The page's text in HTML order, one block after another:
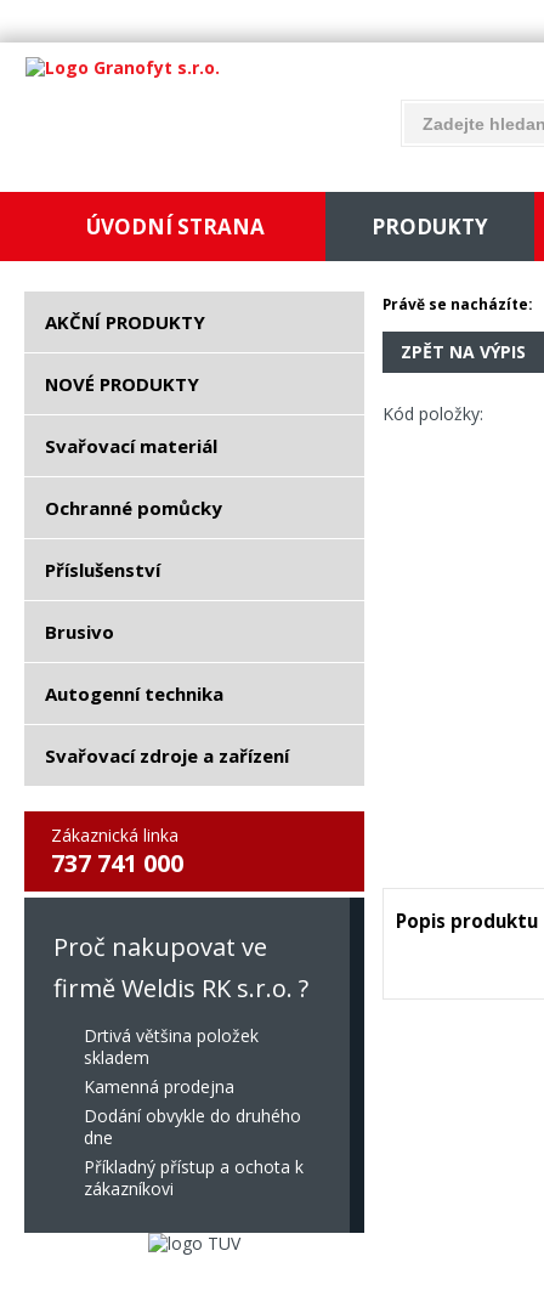
ÚVODNÍ STRANA PRODUKTY
AKČNÍ PRODUKTY
NOVÉ PRODUKTY
Svařovací materiál
Ochranné pomůcky
Příslušenství
Brusivo
Autogenní technika
Svařovací zdroje a zařízení
Zákaznická linka
737 741 000
Proč nakupovat ve
firmě Weldis RK s.r.o. ?
Drtivá většina položek
skladem
Kamenná prodejna
Dodání obvykle do druhého
dne
Příkladný přístup a ochota k
zákazníkovi
Právě se nacházíte:
ZPĚT NA VÝPIS
Kód položky:
Popis produktu